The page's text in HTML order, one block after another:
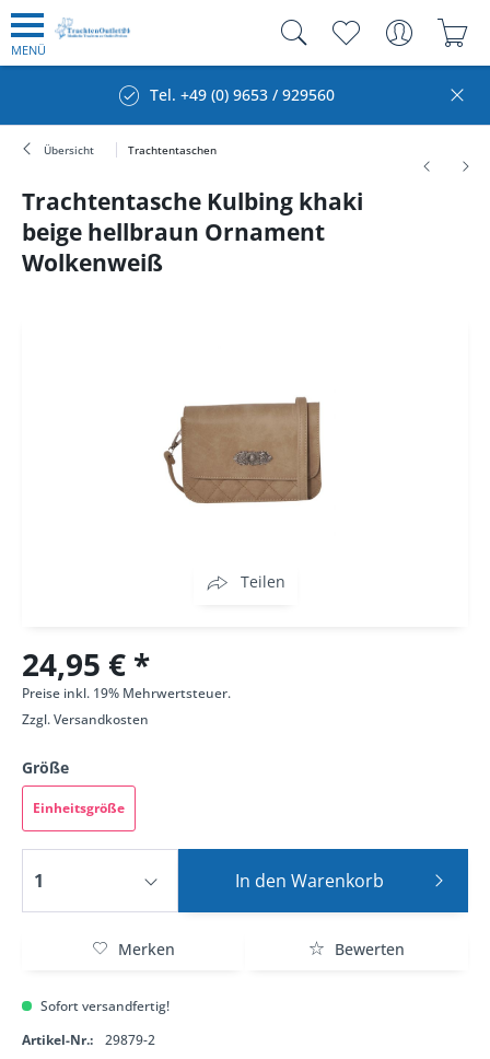
MENÜ
Tel. +49 (0) 9653 / 929560
Übersicht Trachtentaschen
Trachtentasche Kulbing khaki
beige hellbraun Ornament
Wolkenweiß
Teilen
24,95 € *
Preise inkl. 19% Mehrwertsteuer.
Zzgl.Versandkosten
Größe
Einheitsgröße
In den Warenkorb
Merken Bewerten
Sofort versandfertig!
Artikel-Nr.:
29879-2